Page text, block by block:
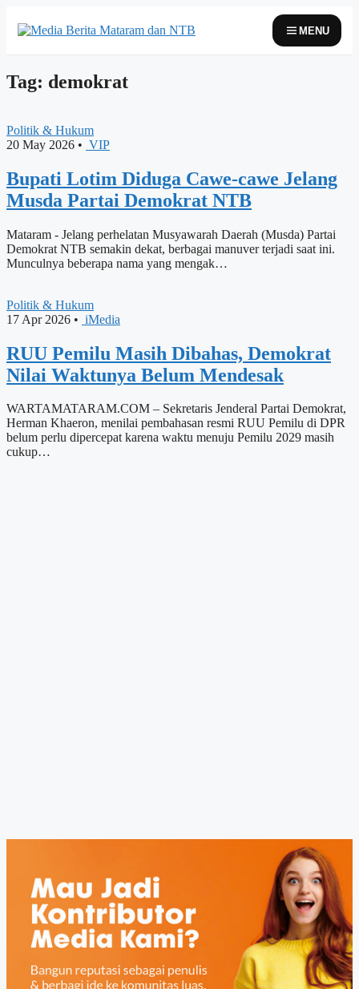
MENU
Tag: demokrat
Politik & Hukum
20 May 2026 • VIP
Bupati Lotim Diduga Cawe-cawe Jelang
Musda Partai Demokrat NTB
Mataram - Jelang perhelatan Musyawarah Daerah (Musda) Partai
Demokrat NTB semakin dekat, berbagai manuver terjadi saat ini.
Munculnya beberapa nama yang mengak…
Politik & Hukum
17 Apr 2026 • iMedia
RUU Pemilu Masih Dibahas, Demokrat
Nilai Waktunya Belum Mendesak
WARTAMATARAM.COM – Sekretaris Jenderal Partai Demokrat,
Herman Khaeron, menilai pembahasan resmi RUU Pemilu di DPR
belum perlu dipercepat karena waktu menuju Pemilu 2029 masih
cukup…